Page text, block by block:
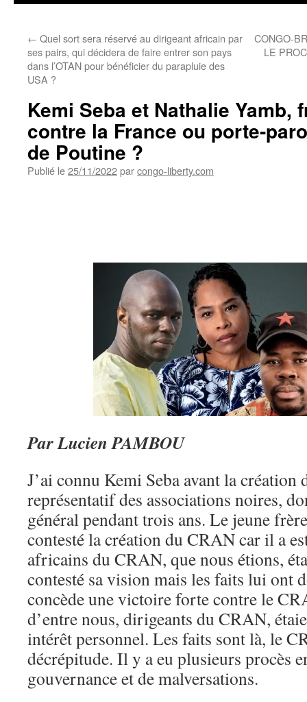
← Quel sort sera réservé au dirigeant africain par
ses pairs, qui décidera de faire entrer son pays
dans l’OTAN pour bénéficier du parapluie des
USA ?
CONGO-
LE
Kemi Seba et Nathalie Yamb,
contre la France ou porte-
de Poutine ?
Publié le25/11/2022parcongo-liberty.com
Par Lucien PAMBOU
J’ai connu Kemi Seba avant la
représentatif des associations noires,
général pendant trois ans. Le jeune
contesté la création du CRAN car il a
africains du CRAN, que nous étions,
contesté sa vision mais les faits lui ont
concède une victoire forte contre le
d’entre nous, dirigeants du CRAN,
intérêt personnel. Les faits sont là, le
décrépitude. Il y a eu plusieurs procès
gouvernance et de malversations.